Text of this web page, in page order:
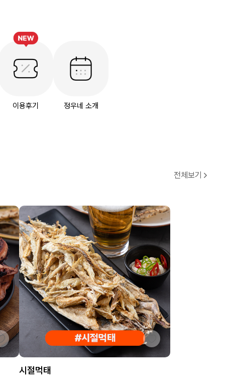
이용후기 정우네 소개
전체보기
시절먹태